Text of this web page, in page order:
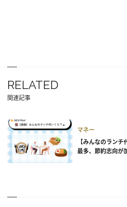
RELATED
関連記事
マネー
【みんなのラン
最多、節約志向が